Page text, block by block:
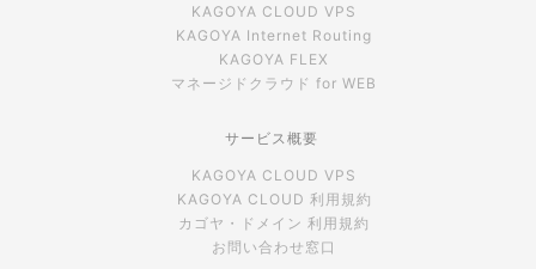
KAGOYA CLOUD VPS
KAGOYA Internet Routing
KAGOYA FLEX
マネージドクラウド for WEB
サービス概要
KAGOYA CLOUD VPS
KAGOYA CLOUD 利用規約
カゴヤ・ドメイン 利用規約
お問い合わせ窓口